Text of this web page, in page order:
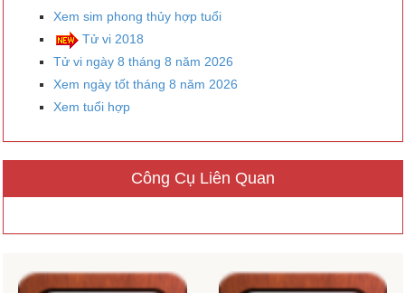
Xem sim phong thủy hợp tuổi
Tử vi 2018
Tử vi ngày 8 tháng 8 năm 2026
Xem ngày tốt tháng 8 năm 2026
Xem tuổi hợp
Công Cụ Liên Quan